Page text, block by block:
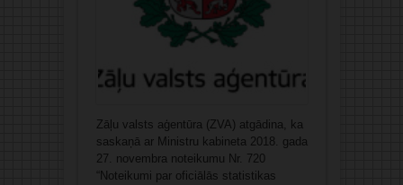
Zāļu valsts aģentūra (ZVA) atgādina, ka
saskaņā ar Ministru kabineta 2018. gada
27. novembra noteikumu Nr. 720
“Noteikumi par oficiālās statistikas